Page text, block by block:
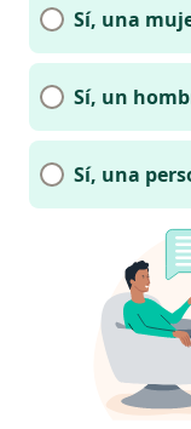
Sí, una
Sí, un
Sí, una